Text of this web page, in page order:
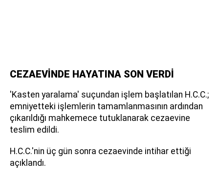
CEZAEVİNDE HAYATINA SON VERDİ
'Kasten yaralama' suçundan işlem başlatılan H.C.C.;
emniyetteki işlemlerin tamamlanmasının ardından
çıkarıldığı mahkemece tutuklanarak cezaevine
teslim edildi.
H.C.C.'nin üç gün sonra cezaevinde intihar ettiği
açıklandı.